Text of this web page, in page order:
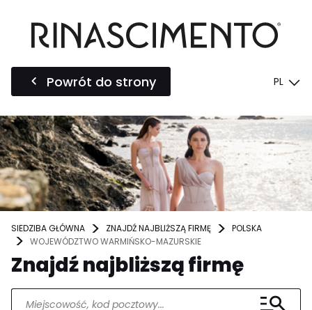
Powrót do strony PL
SIEDZIBA GŁÓWNA ZNAJDŹ NAJBLIŻSZĄ FIRMĘ
POLSKA
WOJEWÓDZTWO WARMIŃSKO-MAZURSKIE
Znajdź najbliższą firmę